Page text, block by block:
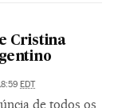
Cristina
EDT
de todos os